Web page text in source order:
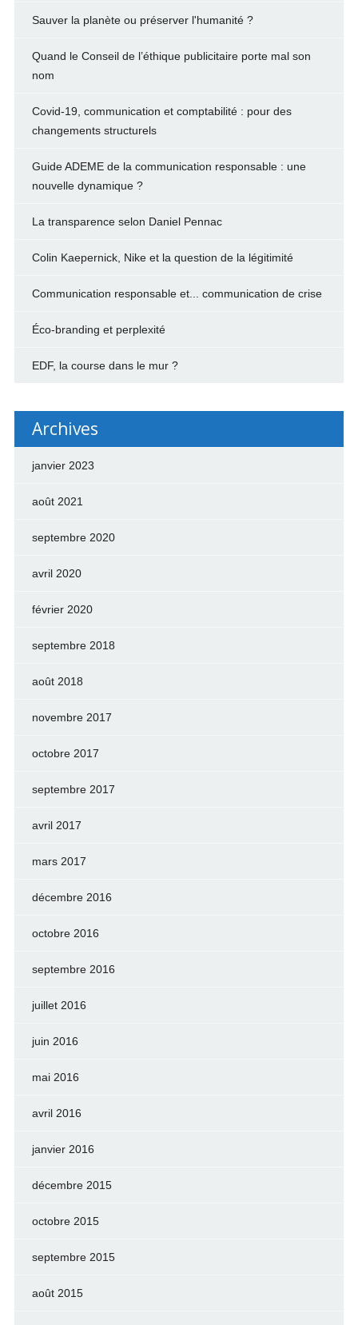
Sauver la planète ou préserver l'humanité ?
Quand le Conseil de l’éthique publicitaire porte mal son
nom
Covid-19, communication et comptabilité : pour des
changements structurels
Guide ADEME de la communication responsable : une
nouvelle dynamique ?
La transparence selon Daniel Pennac
Colin Kaepernick, Nike et la question de la légitimité
Communication responsable et... communication de crise
Éco-branding et perplexité
EDF, la course dans le mur ?
Archives
janvier 2023
août 2021
septembre 2020
avril 2020
février 2020
septembre 2018
août 2018
novembre 2017
octobre 2017
septembre 2017
avril 2017
mars 2017
décembre 2016
octobre 2016
septembre 2016
juillet 2016
juin 2016
mai 2016
avril 2016
janvier 2016
décembre 2015
octobre 2015
septembre 2015
août 2015